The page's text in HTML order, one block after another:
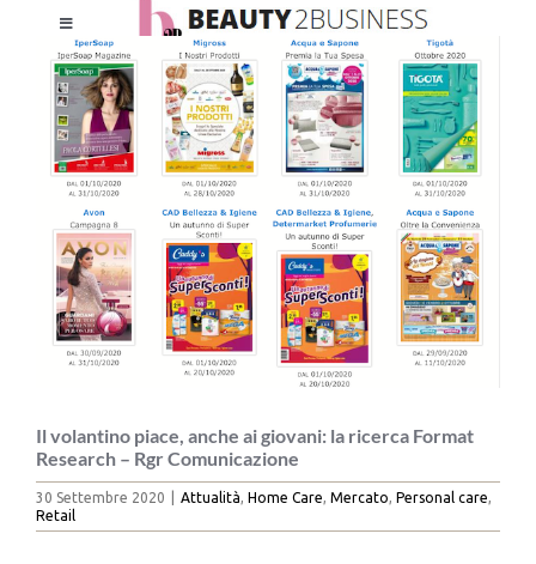
contenuto
Toggle
Navigation
HOME
CHI SIAMO
LE RIVISTE
NEWSLETTER
CONTATTI
Ingrandisci
immagine
Il volantino piace, anche ai giovani: la ricerca Format
Research – Rgr Comunicazione
30 Settembre 2020 Attualità, Home Care, Mercato, Personal care,
Retail